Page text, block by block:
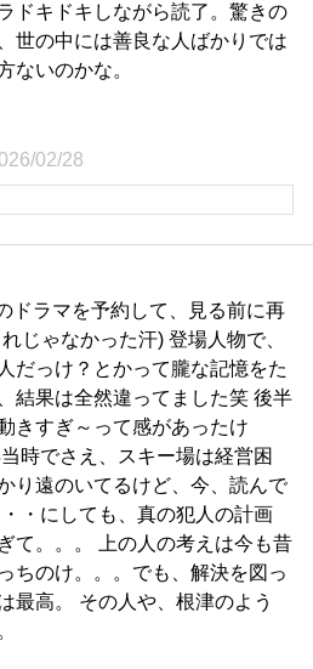
ドキドキしながら読了。驚きの
世の中には善良な人ばかりでは
ないのかな。
02/28
ドラマを予約して、見る前に再
じゃなかった汗) 登場人物で、
だっけ？とかって朧な記憶をた
結果は全然違ってました笑 後半
きすぎ～って感があったけ
時でさえ、スキー場は経営困
り遠のいてるけど、今、読んで
・にしても、真の犯人の計画
て。。。 上の人の考えは今も昔
ちのけ。。。でも、解決を図っ
最高。 その人や、根津のよう